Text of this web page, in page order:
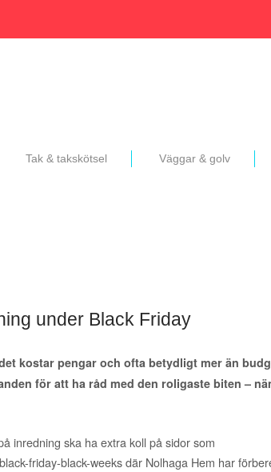
Tak & takskötsel Väggar & golv
under Black Friday
kostar pengar och ofta betydligt mer än
för att ha råd med den roligaste biten –
inredning ska ha extra koll på sidor som
friday-black-weeks där Nolhaga Hem har